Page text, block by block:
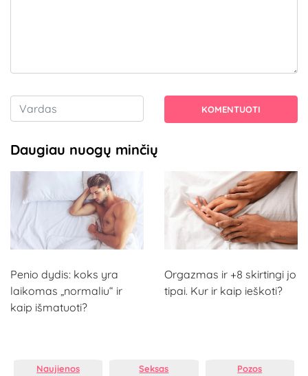
KOMENTUOTI
Daugiau nuogų minčių
Penio dydis: koks yra
laikomas „normaliu“ ir
kaip išmatuoti?
Orgazmas ir +8 skirtingi jo
tipai. Kur ir kaip ieškoti?
Naujienos Seksas Pozos